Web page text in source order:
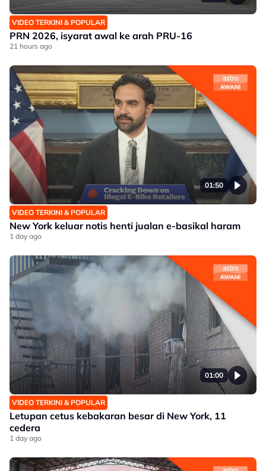
VIDEO TERKINI & POPULAR
PRN 2026, isyarat awal ke arah PRU-16
21 hours ago
01:50
VIDEO TERKINI & POPULAR
New York keluar notis henti jualan e-basikal haram
1 day ago
01:00
VIDEO TERKINI & POPULAR
Letupan cetus kebakaran besar di New York, 11
cedera
1 day ago